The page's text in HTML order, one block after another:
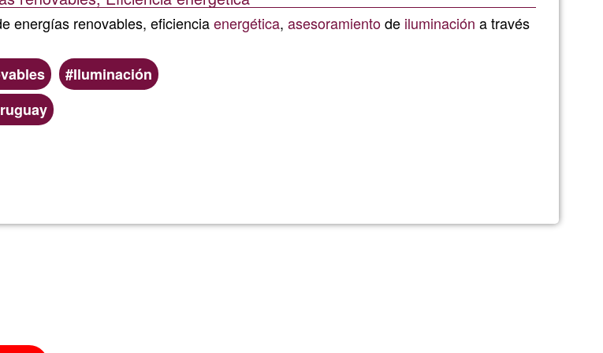
energías renovables, eficienciaenergética, asesoramientode iluminación a través
Iluminación
Ğ1